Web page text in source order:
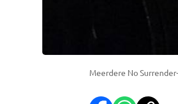
Meerdere No